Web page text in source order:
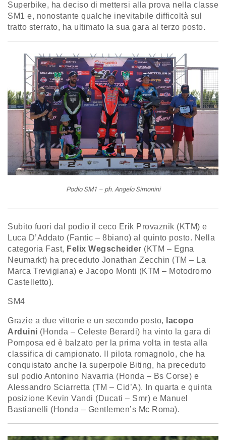
Superbike, ha deciso di mettersi alla prova nella classe
SM1 e, nonostante qualche inevitabile difficoltà sul
tratto sterrato, ha ultimato la sua gara al terzo posto.
Podio SM1 – ph. Angelo Simonini
Subito fuori dal podio il ceco Erik Provaznik (KTM) e
Luca D’Addato (Fantic – 8biano) al quinto posto. Nella
categoria Fast, Felix Wegscheider (KTM – Egna
Neumarkt) ha preceduto Jonathan Zecchin (TM – La
Marca Trevigiana) e Jacopo Monti (KTM – Motodromo
Castelletto).
SM4
Grazie a due vittorie e un secondo posto,
Iacopo
Arduini (Honda – Celeste Berardi) ha vinto la gara di
Pomposa ed è balzato per la prima volta in testa alla
classifica di campionato. Il pilota romagnolo, che ha
conquistato anche la superpole Biting, ha preceduto
sul podio Antonino Navarria (Honda – Bs Corse) e
Alessandro Sciarretta (TM – Cid’A). In quarta e quinta
posizione Kevin Vandi (Ducati – Smr) e Manuel
Bastianelli (Honda – Gentlemen’s Mc Roma).